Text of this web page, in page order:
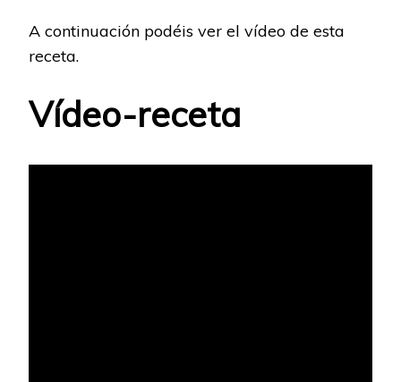
A continuación podéis ver el vídeo de esta
receta.
Vídeo-receta